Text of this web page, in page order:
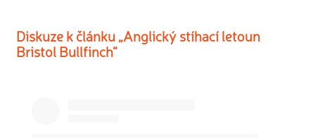
Diskuze k článku „Anglický stíhací letoun
Bristol Bullfinch“